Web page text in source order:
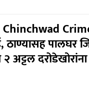
ठाण्यासह पालघर
२ अट्टल